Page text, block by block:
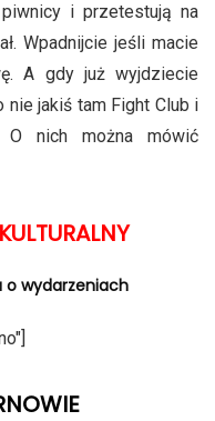
i przetestują na
Wpadnijcie jeśli macie
A gdy już wyjdziecie
nie jakiś tam Fight Club i
O nich można mówić
wydarzeniach